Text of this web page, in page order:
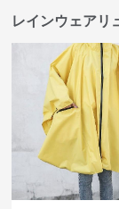
レインウェア